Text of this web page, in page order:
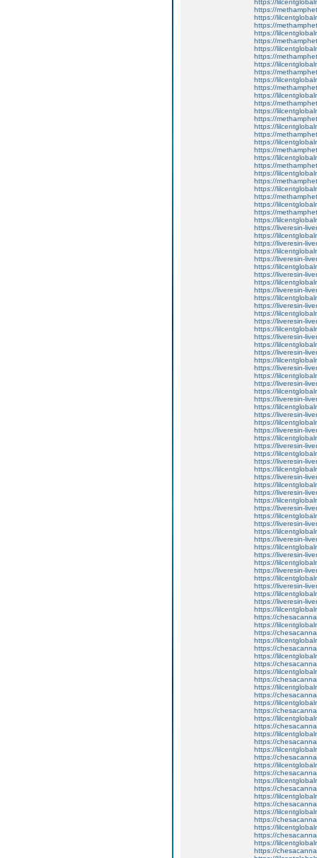
https://
https://
https://
https://
https://
https://
https://
https://
https://
https://
https://
https://
https://
https://
https://
https://
https://
https://
https://
https://
https://
https://
https://
https://
https://
https://
https://
https://
https://
https://liveresin-
https://
https://liveresin-
https://
https://liveresin-
https://
https://liveresin-
https://
https://liveresin-
https://
https://liveresin-
https://
https://liveresin-
https://
https://liveresin-
https://
https://liveresin-
https://
https://liveresin-
https://
https://liveresin-
https://
https://liveresin-
https://
https://liveresin-
https://
https://liveresin-
https://
https://liveresin-
https://
https://liveresin-
https://
https://liveresin-
https://
https://liveresin-
https://
https://liveresin-
https://
https://liveresin-
https://
https://liveresin-
https://
https://liveresin-
https://
https://liveresin-
https://
https://liveresin-
https://
https://liveresin-
https://
https://
https://
https://
https://
https://
https://
https://
https://
https://
https://
https://
https://
https://
https://
https://
https://
https://
https://
https://
https://
https://
https://
https://
https://
https://
https://
https://
https://
https://
https://
https://